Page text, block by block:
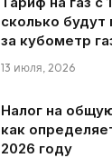
сколько будут
за кубометр
13 июля, 2026
Налог на
как
2026 году